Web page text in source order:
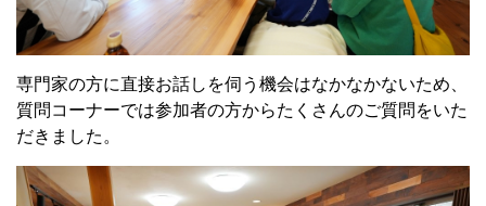
専門家の方に直接お話しを伺う機会はなかなかないため、
質問コーナーでは参加者の方からたくさんのご質問をいた
だきました。